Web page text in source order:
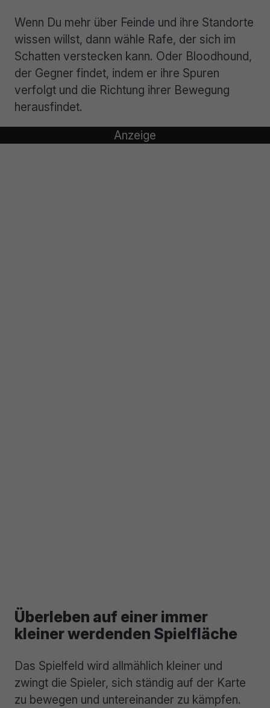
Wenn Du mehr über Feinde und ihre Standorte
wissen willst, dann wähle Rafe, der sich im
Schatten verstecken kann. Oder Bloodhound,
der Gegner findet, indem er ihre Spuren
verfolgt und die Richtung ihrer Bewegung
herausfindet.
Überleben auf einer immer
kleiner werdenden Spielfläche
Das Spielfeld wird allmählich kleiner und
zwingt die Spieler, sich ständig auf der Karte
zu bewegen und untereinander zu kämpfen.